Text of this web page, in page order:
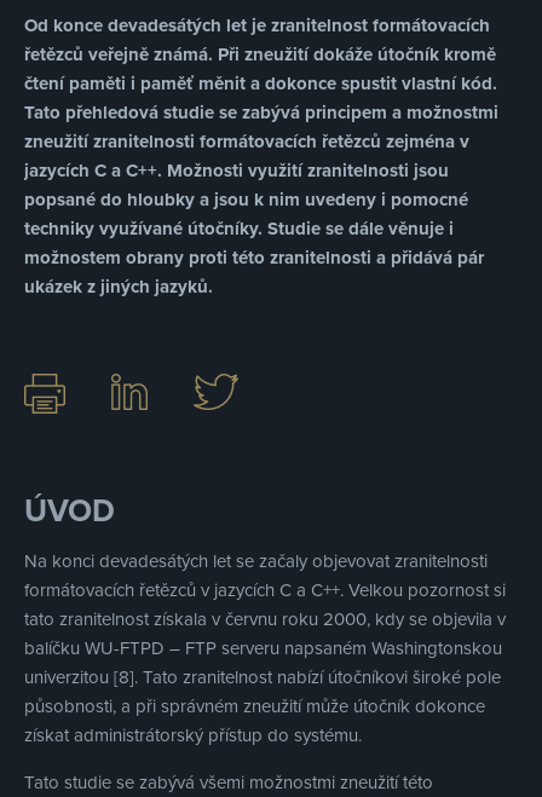
Od konce devadesátých let je zranitelnost formátovacích
řetězců veřejně známá. Při zneužití dokáže útočník kromě
čtení paměti i paměť měnit a dokonce spustit vlastní kód.
Tato přehledová studie se zabývá principem a možnostmi
zneužití zranitelnosti formátovacích řetězců zejména v
jazycích C a C++. Možnosti využití zranitelnosti jsou
popsané do hloubky a jsou k nim uvedeny i pomocné
techniky využívané útočníky. Studie se dále věnuje i
možnostem obrany proti této zranitelnosti a přidává pár
ukázek z jiných jazyků.
ÚVOD
Na konci devadesátých let se začaly objevovat zranitelnosti
formátovacích řetězců v jazycích C a C++. Velkou pozornost si
tato zranitelnost získala v červnu roku 2000, kdy se objevila v
balíčku WU-FTPD – FTP serveru napsaném Washingtonskou
univerzitou [8]. Tato zranitelnost nabízí útočníkovi široké pole
působnosti, a při správném zneužití může útočník dokonce
získat administrátorský přístup do systému.
Tato studie se zabývá všemi možnostmi zneužití této